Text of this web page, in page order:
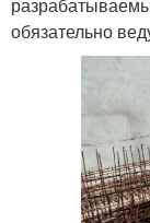
обязательно